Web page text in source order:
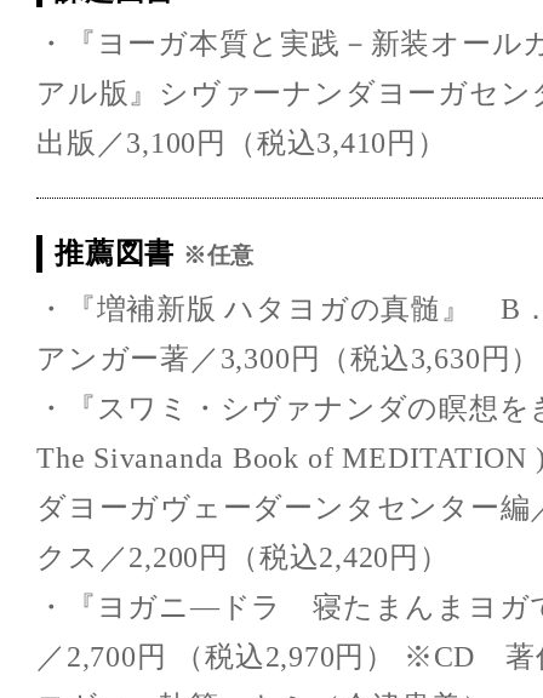
・『ヨーガ本質と実践－新装オール
アル版』シヴァーナンダヨーガセン
出版／3,100円（税込3,410円）
推薦図書 ※任意
・『増補新版 ハタヨガの真髄』 B
アンガー著／3,300円（税込3,630円）
・『スワミ・シヴァナンダの瞑想
The Sivananda Book of
ダヨーガヴェーダーンタセンター編
クス／2,200円（税込2,420円）
・『ヨガニ―ドラ 寝たまんまヨガ
／2,700円 （税込2,970円） ※CD